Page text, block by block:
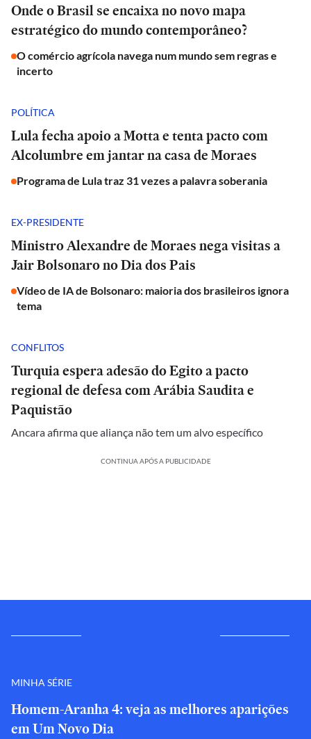
Onde o Brasil se encaixa no novo mapa
estratégico do mundo contemporâneo?
O comércio agrícola navega num mundo sem regras e
incerto
POLÍTICA
Lula fecha apoio a Motta e tenta pacto com
Alcolumbre em jantar na casa de Moraes
Programa de Lula traz 31 vezes a palavra soberania
EX-PRESIDENTE
Ministro Alexandre de Moraes nega visitas a
Jair Bolsonaro no Dia dos Pais
Vídeo de IA de Bolsonaro: maioria dos brasileiros ignora
tema
CONFLITOS
Turquia espera adesão do Egito a pacto
regional de defesa com Arábia Saudita e
Paquistão
Ancara afirma que aliança não tem um alvo específico
CONTINUA APÓS A PUBLICIDADE
MINHA SÉRIE
Homem-Aranha 4: veja as melhores aparições
em Um Novo Dia